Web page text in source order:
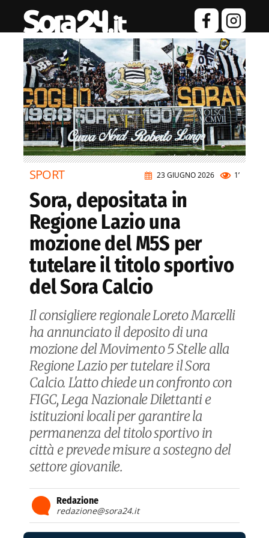
23 GIUGNO 2026 1’
SPORT
Sora, depositata in
Regione Lazio una
mozione del M5S per
tutelare il titolo sportivo
del Sora Calcio
Il consigliere regionale Loreto Marcelli
ha annunciato il deposito di una
mozione del Movimento 5 Stelle alla
Regione Lazio per tutelare il Sora
Calcio. L'atto chiede un confronto con
FIGC, Lega Nazionale Dilettanti e
istituzioni locali per garantire la
permanenza del titolo sportivo in
città e prevede misure a sostegno del
settore giovanile.
Redazione
redazione@sora24.it